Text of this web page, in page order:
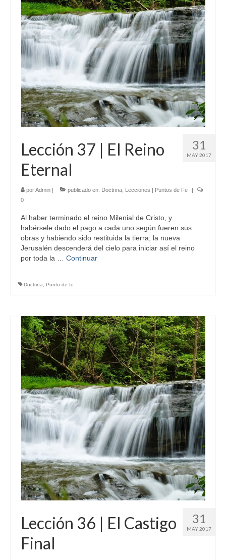
31
MAY 2017
Lección 37 | El Reino
Eternal
porAdmin | publicado en: Doctrina Lecciones | Puntos de Fe
|
0
Al haber terminado el reino Milenial de Cristo, y
habérsele dado el pago a cada uno según fueren sus
obras y habiendo sido restituida la tierra; la nueva
Jerusalén descenderá del cielo para iniciar así el reino
por toda la … Continuar
Doctrina Punto de fe
31
MAY 2017
Lección 36 | El Castigo
Final